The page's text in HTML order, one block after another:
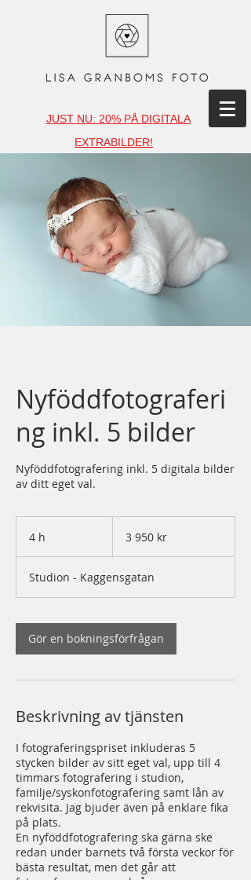
JUST NU: 20% PÅ DIGITALA
EXTRABILDER!
Nyföddfotograferi
ng inkl. 5 bilder
Nyföddfotografering inkl. 5 digitala bilder
av ditt eget val.
4 h
kronor3 950 kr
Studion - Kaggensgatan
Gör en bokningsförfrågan
Beskrivning av tjänsten
I fotograferingspriset inkluderas 5
stycken bilder av sitt eget val, upp till 4
timmars fotografering i studion,
familje/syskonfotografering samt lån av
rekvisita. Jag bjuder även på enklare fika
på plats.
En nyföddfotografering ska gärna ske
redan under barnets två första veckor för
bästa resultat, men det går att